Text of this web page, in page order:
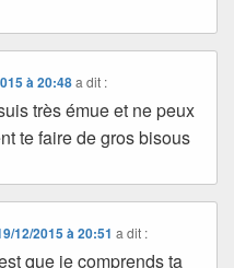
à 20:48 a dit :
très émue et ne peux
te faire de gros bisous
12/2015 à 20:51 a dit :
que je comprends ta